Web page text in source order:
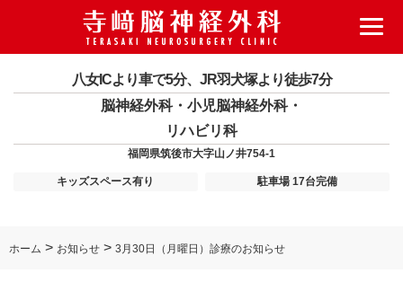
八女ICより車で5分、JR羽犬塚より徒歩7分
脳神経外科・小児脳神経外科・
リハビリ科
福岡県筑後市大字山ノ井754-1
キッズスペース有り 駐車場 17台完備
ホーム > お知らせ > 3月30日（月曜日）診療のお知らせ